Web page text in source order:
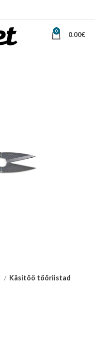
0 0.00€
Käsitöö tööriistad